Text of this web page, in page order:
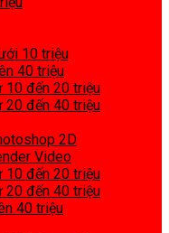
10 triệu
40 triệu
10 đến 20 triệu
20 đến 40 triệu
2D
Video
10 đến 20 triệu
20 đến 40 triệu
40 triệu